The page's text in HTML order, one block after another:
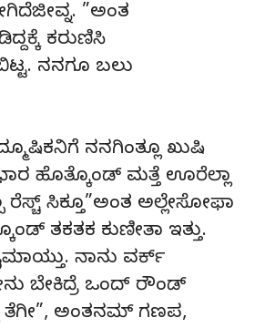
”ಅಂತ
ಕರುಣಿಸಿ
ನನಗೂ ಬಲು
ನನಗಿಂತ್ಲೂ ಖುಷಿ
ಹೊತ್ಕೊಂಡ್ ಮತ್ತೆ ಊರೆಲ್ಲಾ
ರೆಸ್ಚ್ ಸಿಕ್ತೂ”ಅಂತ ಅಲ್ಲೇಸೋಫಾ
ತಕತಕ ಕುಣೀತಾ ಇತ್ತು.
ನಾನು ವರ್ಕ್
ಬೇಕಿದ್ರೆ ಒಂದ್ ರೌಂಡ್
ಅಂತನಮ್ ಗಣಪ,